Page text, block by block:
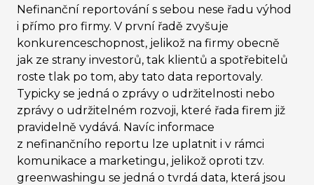
Nefinanční reportování s sebou nese řadu výhod
i přímo pro firmy. V první řadě zvyšuje
konkurenceschopnost, jelikož na firmy obecně
jak ze strany investorů, tak klientů a spotřebitelů
roste tlak po tom, aby tato data reportovaly.
Typicky se jedná o zprávy o udržitelnosti nebo
zprávy o udržitelném rozvoji, které řada firem již
pravidelně vydává. Navíc informace
z nefinančního reportu lze uplatnit i v rámci
komunikace a marketingu, jelikož oproti tzv.
greenwashingu se jedná o tvrdá data, která jsou